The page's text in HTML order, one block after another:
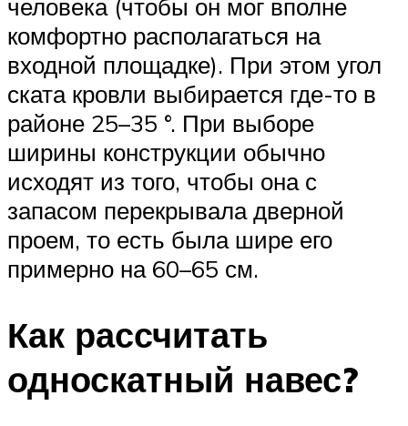
человека (чтобы он мог вполне
комфортно располагаться на
входной площадке). При этом угол
ската кровли выбирается где-то в
районе 25–35 °. При выборе
ширины конструкции обычно
исходят из того, чтобы она с
запасом перекрывала дверной
проем, то есть была шире его
примерно на 60–65 см.
Как рассчитать
односкатный навес?